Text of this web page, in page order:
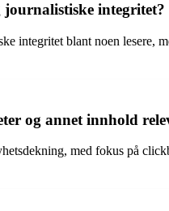
journalistiske integritet?
integritet blant noen
og annet innhold
med fokus på